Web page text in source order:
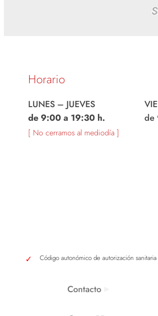
Horario
LUNES – JUEVES
de 9:00 a 19:30 h.
de
[ No cerramos al mediodía ]
Código autonómico de autorización
Contacto